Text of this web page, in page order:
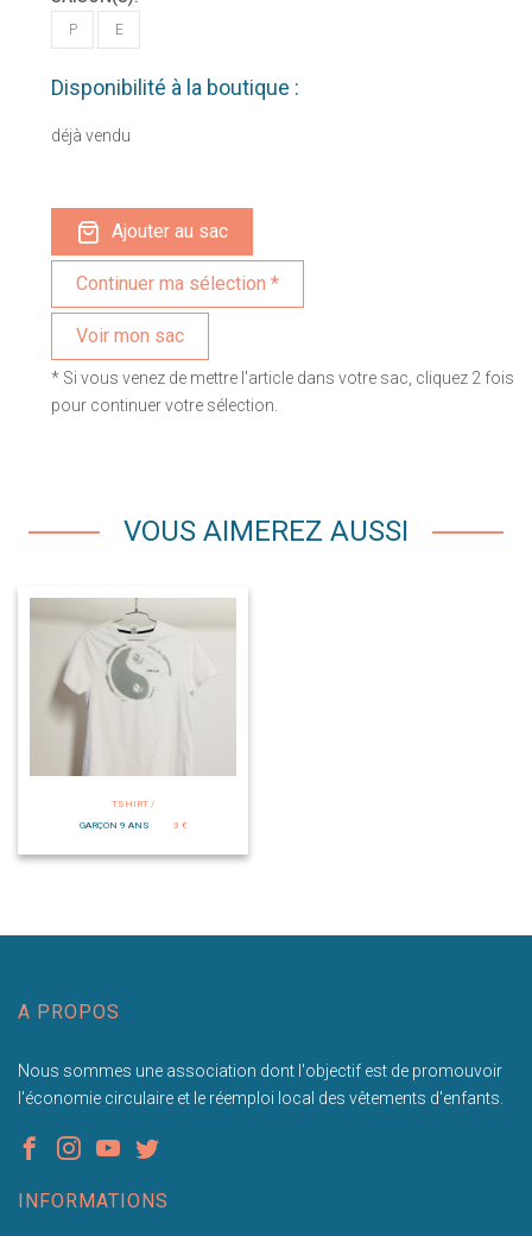
P E
Disponibilité à la boutique :
déjà vendu
Ajouter au sac
Voir mon sac
* Si vous venez de mettre l'article dans votre sac, cliquez 2 fois
pour continuer votre sélection.
VOUS AIMEREZ AUSSI
TSHIRT /
GARÇON 9 ANS
3 €
A PROPOS
Nous sommes une association dont l'objectif est de promouvoir
l'économie circulaire et le réemploi local des vêtements d'enfants.
INFORMATIONS